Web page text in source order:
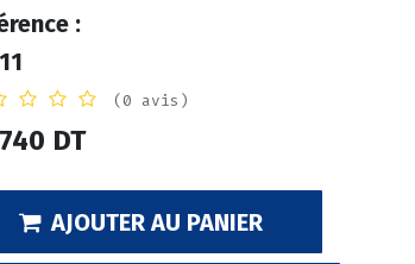
:
(0 avis)
DT
AJOUTER AU PANIER